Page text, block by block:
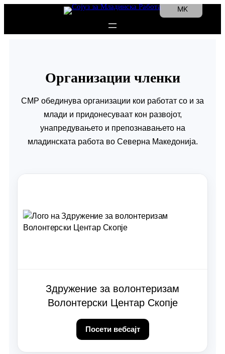
Организации членки
СМР обединува организации кои работат со и за
млади и придонесуваат кон развојот,
унапредувањето и препознавањето на
младинската работа во Северна Македонија.
Здружение за волонтеризам
Волонтерски Центар Скопје
Посети вебсајт
MK